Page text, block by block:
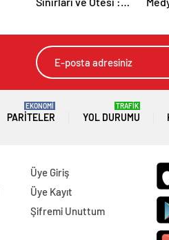
ve
PARITELER
EKONOMİ
YOL DURUMU
TRAFİK
Üye Giriş
Üye Kayıt
Şifremi Unuttum